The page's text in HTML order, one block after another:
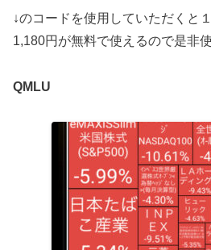
↓のコードを使用していただくと
1,180円が無料で使えるので是非
QMLU